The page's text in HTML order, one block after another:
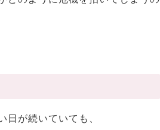
日が続いていても、